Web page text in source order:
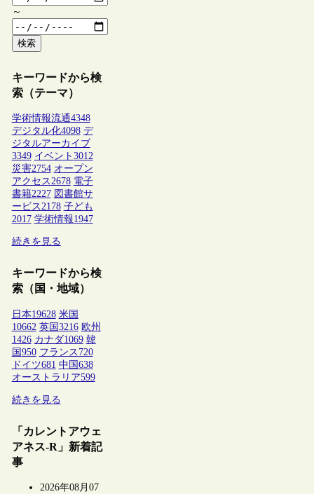
～
検索
キーワードから検
索（テーマ）
学術情報流通4348
デジタル化4098 デ
ジタルアーカイブ
3349 イベント 3012
災害2754 オープン
アクセス2678 電子
書籍2227 図書館サ
ービス2178 子ども
2017 学術情報1947
続きを見る
キーワードから検
索（国・地域）
日本19628 米国
10662 英国3216 欧州
1426 カナダ1069 韓
国950 フランス 720
ドイツ681 中国638
オーストラリア599
続きを見る
「カレントアウェ
アネス-R」新着記
事
2026年08月07